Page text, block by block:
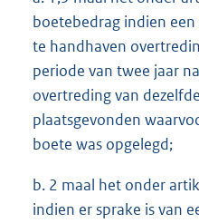
boetebedrag indien
te handhaven
periode van twee jaar
overtreding van
plaatsgevonden
boete was opgelegd;
b. 2 maal het onder
indien er sprake is van